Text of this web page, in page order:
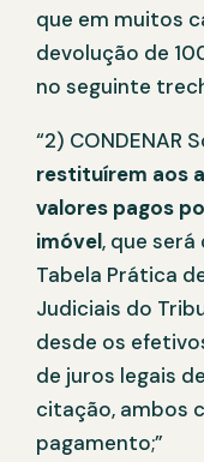
que em muitos
devolução de
no seguinte
“2) CONDENAR
restituírem aos
valores pagos
imóvel, que
Tabela Prática
Judiciais do
desde os
de juros legais
citação, ambos
pagamento;”